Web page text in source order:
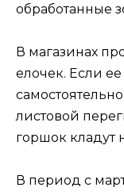
обработанные
В магазинах
елочек. Если
листовой
горшок кладут
В период с